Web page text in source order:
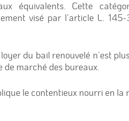
équivalents. Cette
visé par l’article L.
du bail renouvelé n’est
de marché des bureaux.
le contentieux nourri en la